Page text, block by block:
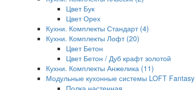
Цвет Бук
Цвет Орех
Кухни. Комплекты Стандарт (4)
Кухни. Комплекты Лофт (20)
Цвет Бетон
Цвет Бетон / Дуб крафт золотой
Кухни. Комплекты Анжелика (11)
Модульные кухонные системы LOFT Fantasy